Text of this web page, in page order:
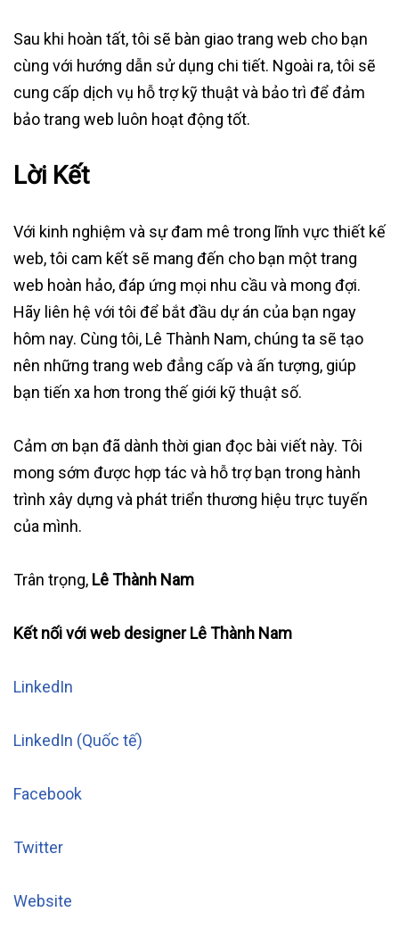
Sau khi hoàn tất, tôi sẽ bàn giao trang web cho bạn
cùng với hướng dẫn sử dụng chi tiết. Ngoài ra, tôi sẽ
cung cấp dịch vụ hỗ trợ kỹ thuật và bảo trì để đảm
bảo trang web luôn hoạt động tốt.
Lời Kết
Với kinh nghiệm và sự đam mê trong lĩnh vực thiết kế
web, tôi cam kết sẽ mang đến cho bạn một trang
web hoàn hảo, đáp ứng mọi nhu cầu và mong đợi.
Hãy liên hệ với tôi để bắt đầu dự án của bạn ngay
hôm nay. Cùng tôi, Lê Thành Nam, chúng ta sẽ tạo
nên những trang web đẳng cấp và ấn tượng, giúp
bạn tiến xa hơn trong thế giới kỹ thuật số.
Cảm ơn bạn đã dành thời gian đọc bài viết này. Tôi
mong sớm được hợp tác và hỗ trợ bạn trong hành
trình xây dựng và phát triển thương hiệu trực tuyến
của mình.
Trân trọng, Lê Thành Nam
Kết nối với web designer Lê Thành Nam
LinkedIn
LinkedIn (Quốc tế)
Facebook
Twitter
Website